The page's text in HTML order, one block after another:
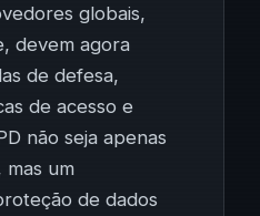
globais,
devem agora
de defesa,
de acesso e
não seja apenas
mas um
de dados